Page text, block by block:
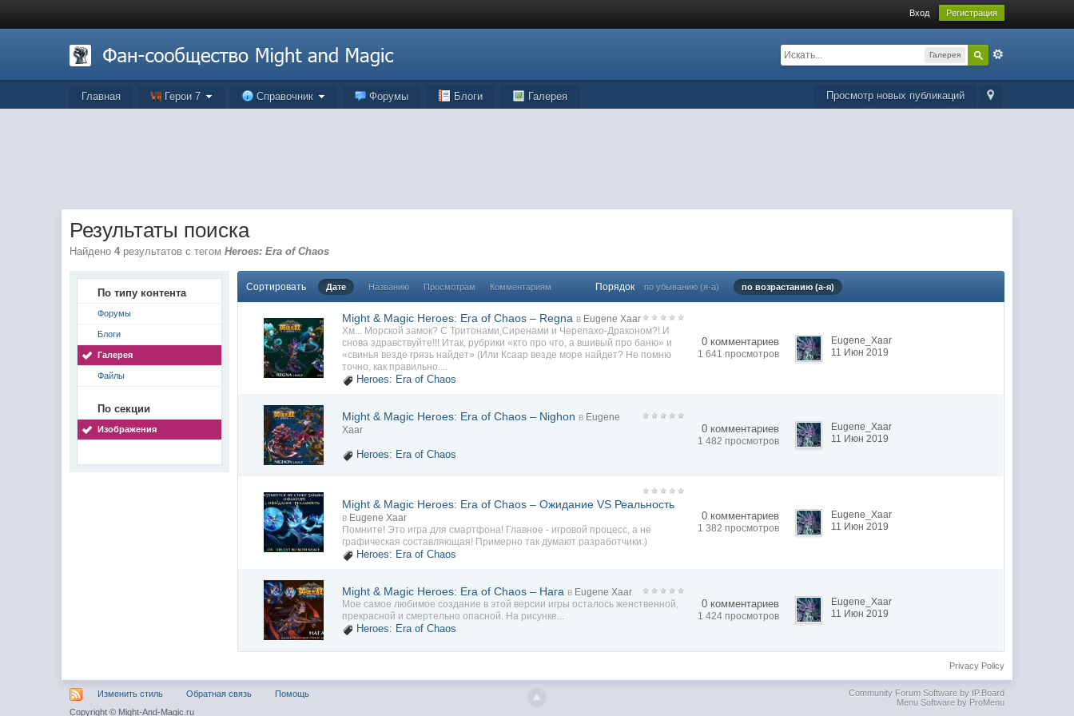
Вход Регистрация
Галерея
Просмотр новых публикаций
Главная Герои 7 Справочник Форумы Блоги Галерея
Результаты поиска
Найдено4 результатов с тегомHeroes: Era of Chaos
По типу контента
Форумы
Блоги
Галерея
Файлы
По секции
Изображения
Сортировать Дате Названию Просмотрам Комментариям Порядок по убыванию (я-а) по возрастанию (а-я)
Might & Magic Heroes: Era of Chaos – Regna в Eugene Xaar
Хм... Морской замок? С Тритонами,Сиренами и Черепахо-Драконом?! И
снова здравствуйте!!! Итак, рубрики «кто про что, а вшивый про баню» и
«свинья везде грязь найдет» (Или Ксаар везде море найдет? Не помню
точно, как правильно....
Heroes: Era of Chaos
0 комментариев
1 641 просмотров
Eugene_Xaar
11 Июн 2019
Might & Magic Heroes: Era of Chaos – Nighon в Eugene
Xaar
Heroes: Era of Chaos
0 комментариев
1 482 просмотров
Eugene_Xaar
11 Июн 2019
Might & Magic Heroes: Era of Chaos – Ожидание VS Реальность
в Eugene Xaar
Помните! Это игра для смартфона! Главное - игровой процесс, а не
графическая составляющая! Примерно так думают разработчики:)
Heroes: Era of Chaos
0 комментариев
1 382 просмотров
Eugene_Xaar
11 Июн 2019
Might & Magic Heroes: Era of Chaos – Нага в Eugene Xaar
Мое самое любимое создание в этой версии игры осталось женственной,
прекрасной и смертельно опасной. На рисунке...
Heroes: Era of Chaos
0 комментариев
1 424 просмотров
Eugene_Xaar
11 Июн 2019
Privacy Policy
Изменить стиль Обратная связь Помощь
Community Forum Software by IP.Board
Menu Software by ProMenu
Copyright © Might-And-Magic.ru